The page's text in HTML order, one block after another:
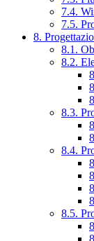
7.4.
7.5.
8.
8.1.
8.2.
8.3.
8.4.
8.5.